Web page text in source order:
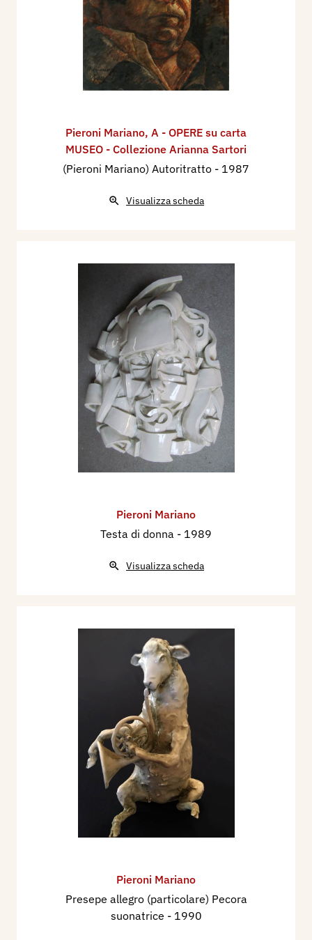
Pieroni Mariano, A - OPERE su carta
MUSEO - Collezione Arianna Sartori
(Pieroni Mariano) Autoritratto - 1987
Visualizza scheda
Pieroni Mariano
Testa di donna - 1989
Visualizza scheda
Pieroni Mariano
Presepe allegro (particolare) Pecora
suonatrice - 1990